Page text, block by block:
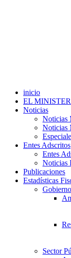
inicio
EL
Noticias
Noticias
Noticias
Entes Adscritos
Entes
Noticias
Publicaciones
Estadísticas
Sector